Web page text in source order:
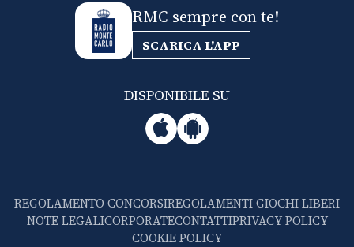
RMC sempre con te!
SCARICA L'APP
DISPONIBILE SU
REGOLAMENTO CONCORSIREGOLAMENTI GIOCHI LIBERI
NOTE LEGALICORPORATECONTATTIPRIVACY POLICY
COOKIE POLICY